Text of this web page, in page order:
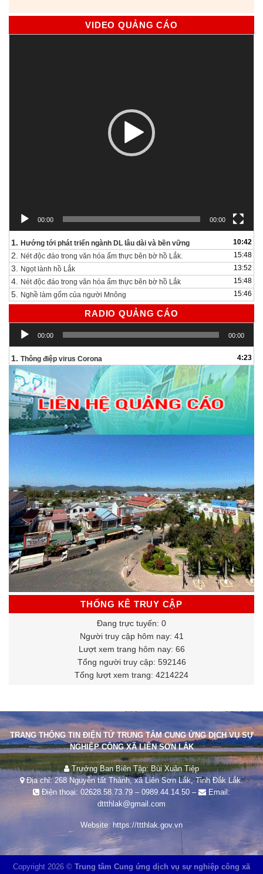
VIDEO QUẢNG CÁO
00:00 00:00
1. Hướng tới phát triển ngành DL lâu dài và bền vững 10:42
2. Nét độc đáo trong văn hóa ẩm thực bên bờ hồ Lắk. 15:48
3. Ngọt lành hồ Lắk 13:52
4. Nét độc đáo trong văn hóa ẩm thực bên bờ hồ Lắk 15:48
5. Nghề làm gốm của người Mnông 15:46
RADIO QUẢNG CÁO
Trình
chơi
Audio
00:00 00:00
1. Thông điệp virus Corona 4:23
THỐNG KÊ TRUY CẬP
Đang trực tuyến: 0
Người truy cập hôm nay: 41
Lượt xem trang hôm nay: 66
Tổng người truy cập: 592146
Tổng lượt xem trang: 4214224
TRANG THÔNG TIN ĐIỆN TỬ TRUNG TÂM CUNG ỨNG DỊCH VỤ SỰ
NGHIỆP CÔNG XÃ LIÊN SƠN LẮK
Trưởng Ban Biên Tập: Bùi Xuân Tiệp
Địa chỉ: 268 Nguyễn tất Thành, xã Liên Sơn Lắk, Tỉnh Đắk Lắk.
Điện thoại: 02628.58.73.79 – 0989.44.14.50 –
Email:
dttthlak@gmail.com
Website: https://ttthlak.gov.vn
Copyright 2026 © Trung tâm Cung ứng dịch vụ sự nghiệp công xã